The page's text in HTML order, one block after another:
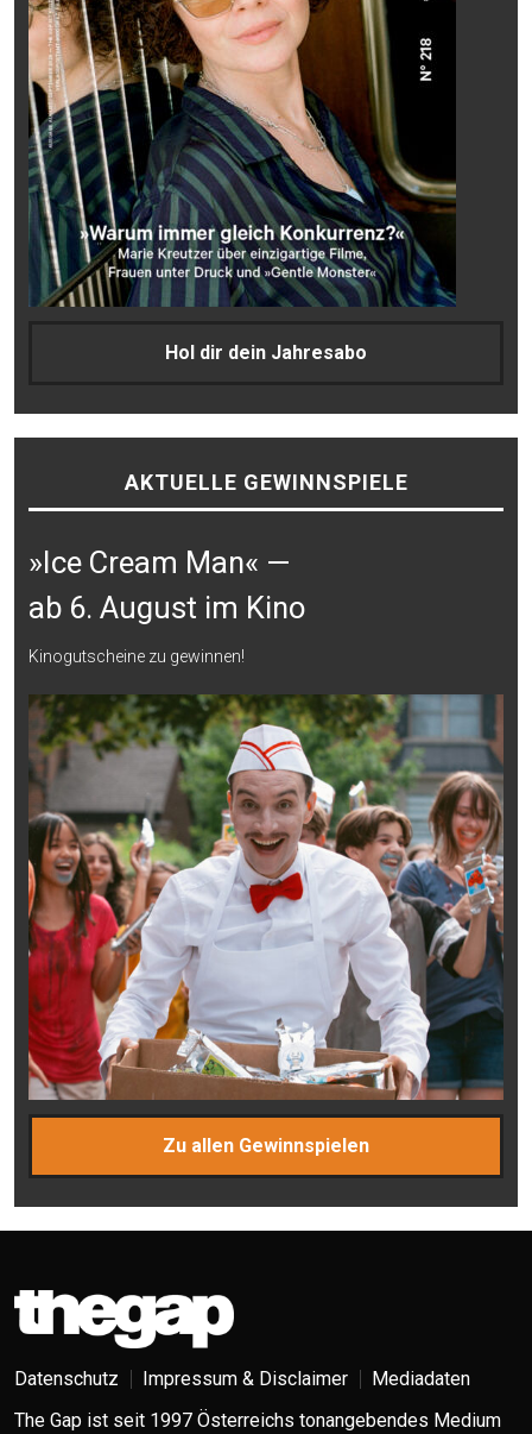
Hol dir dein Jahresabo
AKTUELLE GEWINNSPIELE
»Ice Cream Man« —
ab 6. August im Kino
Kinogutscheine zu gewinnen!
Zu allen Gewinnspielen
Datenschutz Impressum & Disclaimer
Mediadaten
The Gap ist seit 1997 Österreichs tonangebendes Medium